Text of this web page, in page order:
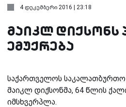
4 დეკემბერი 2016 | 23:18
მაიკლ დიქსონს
ემუქრება
საქართველოს საკალათბურთო
მაიკლ დიქსონმა, 64 წლის
იმსხვერპლა.